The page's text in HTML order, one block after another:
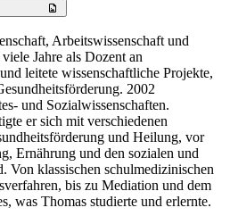
Arbeitswissenschaft und
Jahre als Dozent an
leitete wissenschaftliche Projekte,
2002
und Sozialwissenschaften.
er sich mit verschiedenen
und Heilung, vor
Ernährung und den sozialen und
Von klassischen schulmedizinischen
bis zu Mediation und dem
was Thomas studierte und erlernte.